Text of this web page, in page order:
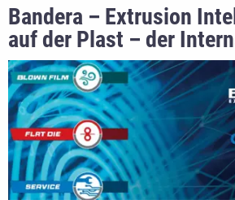
Bandera – Extrusion
auf der Plast – der
Ausstellung der
Kautschukindustrie –
bis Freitag, 8.
Stand 121/122 in Halle